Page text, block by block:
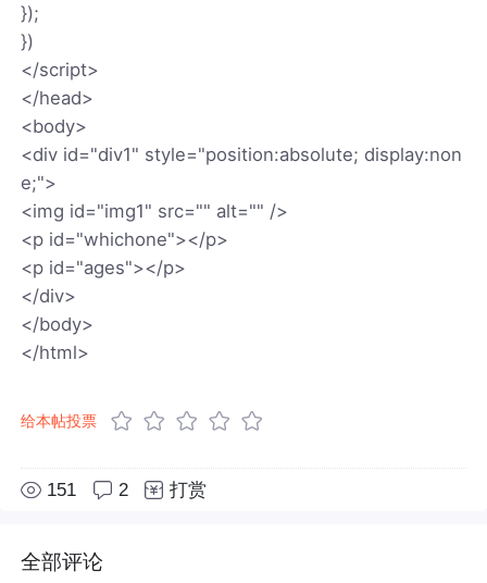
});
})
</script>
</head>
<body>
<div id="div1" style="position:absolute; display:non
e;">
<img id="img1" src="" alt="" />
<p id="whichone"></p>
<p id="ages"></p>
</div>
</body>
</html>
给本帖投票
151 2 打赏
全部评论